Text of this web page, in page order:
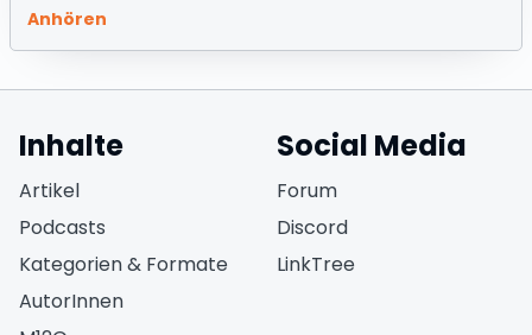
Anhören
Inhalte
Artikel
Podcasts
Kategorien & Formate
AutorInnen
Social Media
Forum(öffnet in neuem
Discord(öffnet in neuem
LinkTree(öffnet in neuem